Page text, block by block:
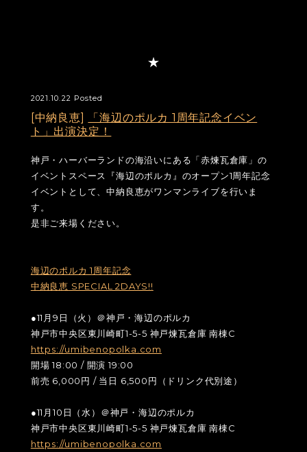
2021.10.22 Posted
[中納良恵]
「海辺のポルカ 1周年記念イベン
ト」出演決定！
神戸・ハーバーランドの海沿いにある「赤煉瓦倉庫」の
イベントスペース『海辺のポルカ』のオープン1周年記念
イベントとして、中納良恵がワンマンライブを行いま
す。
是非ご来場ください。
海辺のポルカ 1周年記念
中納良恵 SPECIAL 2DAYS!!
●11月9日（火）＠神戸・海辺のポルカ
神戸市中央区東川崎町1-5-5 神戸煉瓦倉庫 南棟C
https://umibenopolka.com
開場 18:00 / 開演 19:00
前売 6,000円 / 当日 6,500円（ドリンク代別途）
●11月10日（水）＠神戸・海辺のポルカ
神戸市中央区東川崎町1-5-5 神戸煉瓦倉庫 南棟C
https://umibenopolka.com